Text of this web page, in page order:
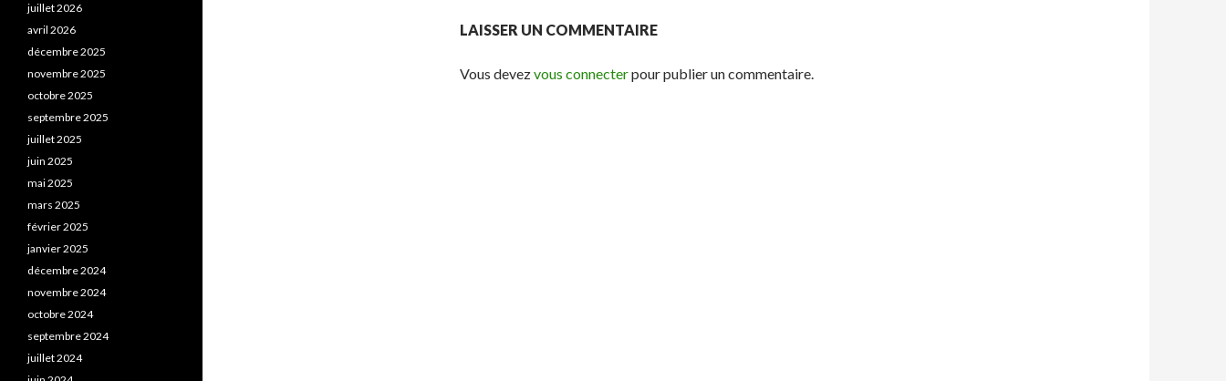
LAISSER UN COMMENTAIRE
Vous devezvous connecterpour publier un commentaire.
juillet 2026
avril 2026
décembre 2025
novembre 2025
octobre 2025
septembre 2025
juillet 2025
juin 2025
mai 2025
mars 2025
février 2025
janvier 2025
décembre 2024
novembre 2024
octobre 2024
septembre 2024
juillet 2024